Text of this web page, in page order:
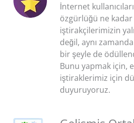
İnternet
özgürlüğü ne
iştirakçilerimizin
değil, aynı
bir şeyle de
Bunu yapmak için,
iştiraklerimiz için
duyuruyoruz.